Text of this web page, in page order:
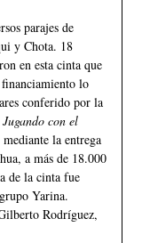
parajes de
y Chota. 18
en esta cinta que
lo
conferido por la
Jugando con el
la entrega
a más de 18.000
de la cinta fue
Yarina.
Rodríguez,